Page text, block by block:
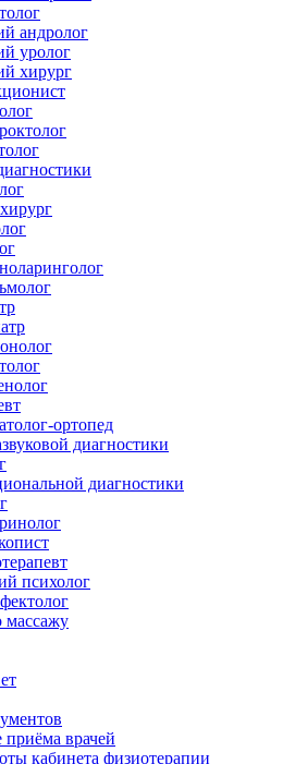
андролог
уролог
хирург
ортопед
диагностики
диагностики
психолог
массажу
приёма врачей
кабинета физиотерапии